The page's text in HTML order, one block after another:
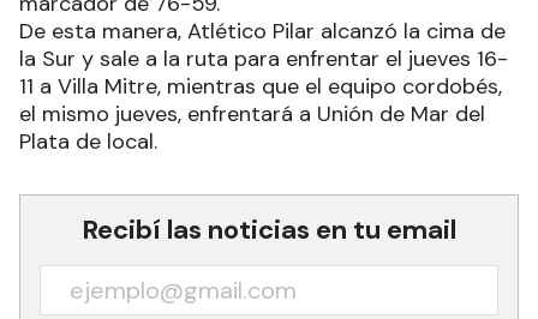
De esta manera, Atlético Pilar alcanzó la cima de
la Sur y sale a la ruta para enfrentar el jueves 16-
11 a Villa Mitre, mientras que el equipo cordobés,
el mismo jueves, enfrentará a Unión de Mar del
Plata de local.
Recibí las noticias en tu email